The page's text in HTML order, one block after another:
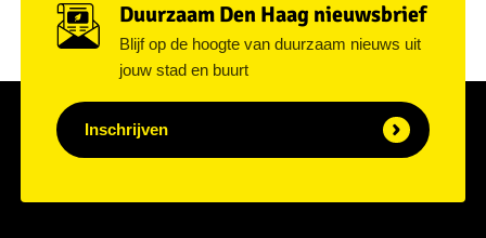
Duurzaam Den Haag nieuwsbrief
Blijf op de hoogte van duurzaam nieuws uit
jouw stad en buurt
Inschrijven